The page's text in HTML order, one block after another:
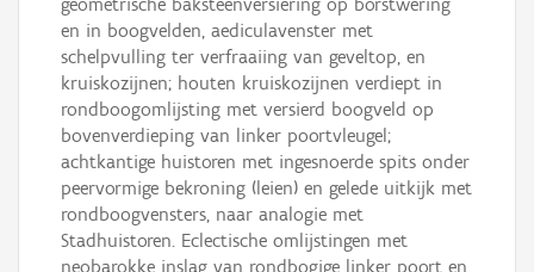
geometrische baksteenversiering op borstwering
en in boogvelden, aediculavenster met
schelpvulling ter verfraaiing van geveltop, en
kruiskozijnen; houten kruiskozijnen verdiept in
rondboogomlijsting met versierd boogveld op
bovenverdieping van linker poortvleugel;
achtkantige huistoren met ingesnoerde spits onder
peervormige bekroning (leien) en gelede uitkijk met
rondboogvensters, naar analogie met
Stadhuistoren. Eclectische omlijstingen met
neobarokke inslag van rondbogige linker poort en